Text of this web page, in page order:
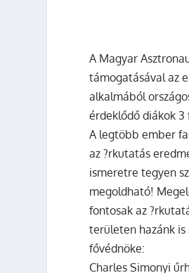
A Magyar
támogatásával az
alkalmából
érdeklődő diákok 3
A legtöbb ember
az ?rkutatás
ismeretre tegyen
megoldható!
fontosak az
területen hazánk is
fővédnöke:
Charles Simonyi